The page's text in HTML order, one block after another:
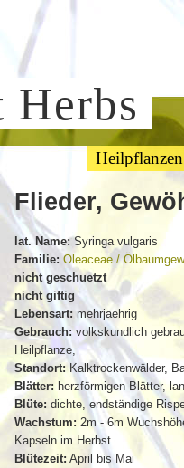
Herbs
Heilpflanzen
Flieder,
lat. Name:Syringa vulgaris
Familie: Oleaceae /
nicht geschuetzt
nicht giftig
Lebensart: mehrjaehrig
Gebrauch:volkskundlich
Heilpflanze,
Standort: Kalktrockenwälder,
Blätter: herzförmigen Blätter,
Blüte: dichte, endständige
Wachstum: 2m - 6m
Kapseln im Herbst
Blütezeit: April bis Mai